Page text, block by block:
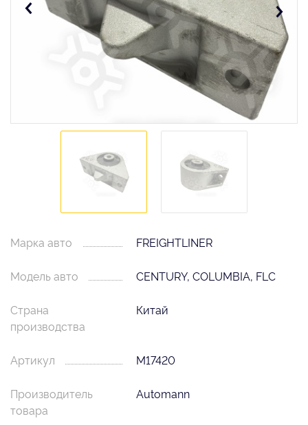
Марка авто FREIGHTLINER
Модель авто CENTURY, COLUMBIA, FLC
Страна
производства
Китай
Артикул M17420
Производитель
товара
Automann